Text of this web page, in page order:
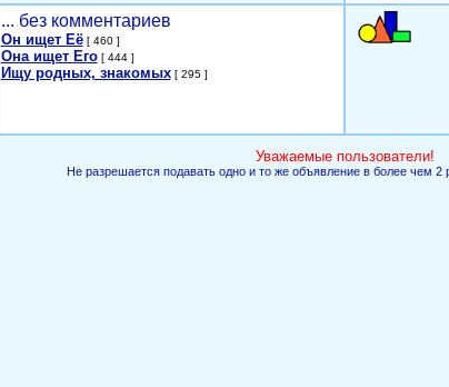
... без комментариев
Он ищет Её[ 460 ]
Она ищет Его[ 444 ]
Ищу родных, знакомых[ 295 ]
Уважаемые пользователи!
Не разрешается подавать одно и то же объявление в более чем 2